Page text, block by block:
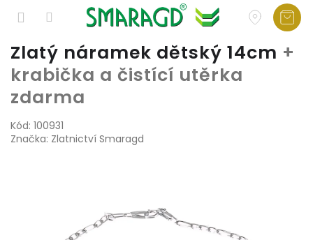
Přejít
na
obsah
Zlatý náramek dětský 14cm +
krabička a čistící utěrka
zdarma
Kód: 100931
Značka: Zlatnictví Smaragd